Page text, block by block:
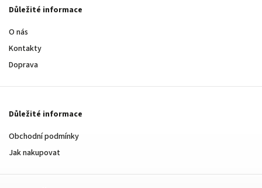
Důležité informace
O nás
Kontakty
Doprava
Důležité informace
Obchodní podmínky
Jak nakupovat